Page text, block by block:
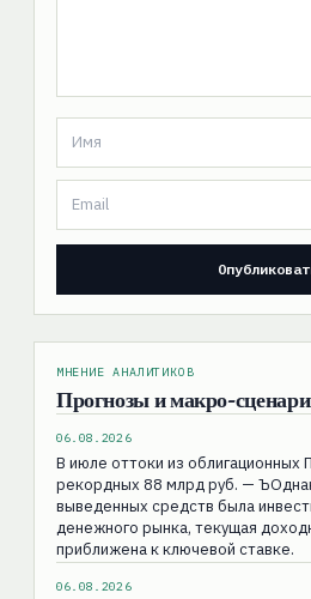
МНЕНИЕ АНАЛИТИКОВ
Прогнозы и макро-
06.08.2026
В июле оттоки из облигационных
рекордных 88 млрд руб. —
выведенных средств была
денежного рынка, текущая
приближена к ключевой ставке.
06.08.2026